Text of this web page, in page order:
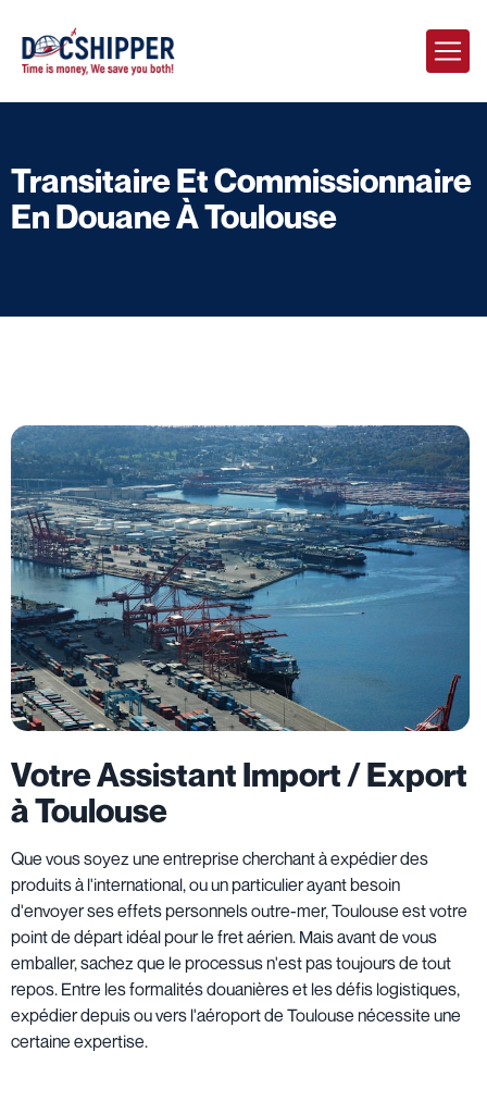
Transitaire Et Commissionnaire
En Douane À Toulouse
Votre Assistant Import / Export
à Toulouse
Que vous soyez une entreprise cherchant à expédier des
produits à l'international, ou un particulier ayant besoin
d'envoyer ses effets personnels outre-mer, Toulouse est votre
point de départ idéal pour le fret aérien. Mais avant de vous
emballer, sachez que le processus n'est pas toujours de tout
repos. Entre les formalités douanières et les défis logistiques,
expédier depuis ou vers l'aéroport de Toulouse nécessite une
certaine expertise.